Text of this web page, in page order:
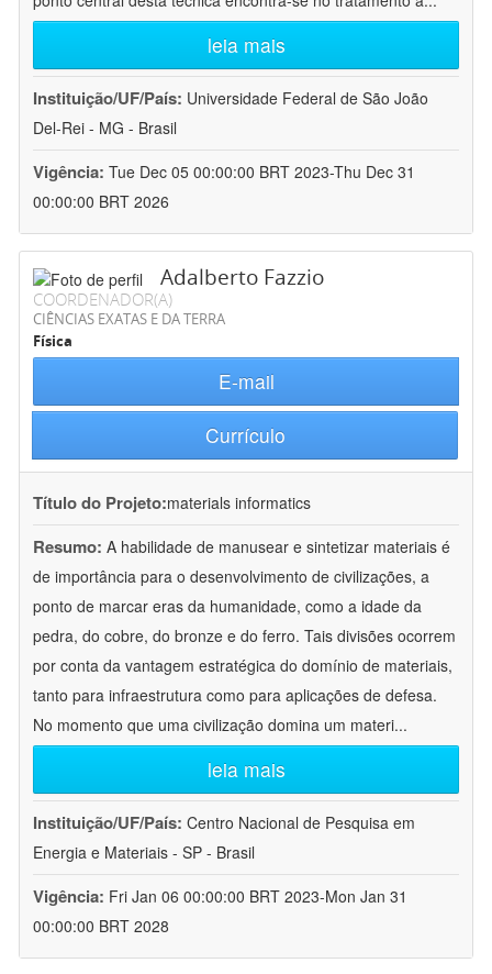
leia mais
Instituição/UF/País: Universidade Federal de São João
Del-Rei - MG - Brasil
Vigência: Tue Dec 05 00:00:00 BRT 2023-Thu Dec 31
00:00:00 BRT 2026
Adalberto Fazzio
COORDENADOR(A)
CIÊNCIAS EXATAS E DA TERRA
Física
E-mail
Currículo
Título do Projeto:materials informatics
Resumo: A habilidade de manusear e sintetizar materiais é
de importância para o desenvolvimento de civilizações, a
ponto de marcar eras da humanidade, como a idade da
pedra, do cobre, do bronze e do ferro. Tais divisões ocorrem
por conta da vantagem estratégica do domínio de materiais,
tanto para infraestrutura como para aplicações de defesa.
No momento que uma civilização domina um materi...
leia mais
Instituição/UF/País: Centro Nacional de Pesquisa em
Energia e Materiais - SP - Brasil
Vigência: Fri Jan 06 00:00:00 BRT 2023-Mon Jan 31
00:00:00 BRT 2028